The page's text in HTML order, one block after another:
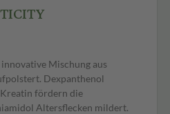
Mischung aus
Dexpanthenol
fördern die
Altersflecken mildert.